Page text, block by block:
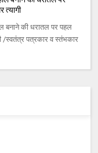
बनाने की धरातल पर पहल
/स्वतंत्र पत्रकार व स्तंभकार